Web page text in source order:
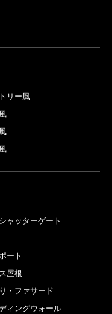
リー風
ャッターゲート
ート
屋根
・ファサード
ィングウォール